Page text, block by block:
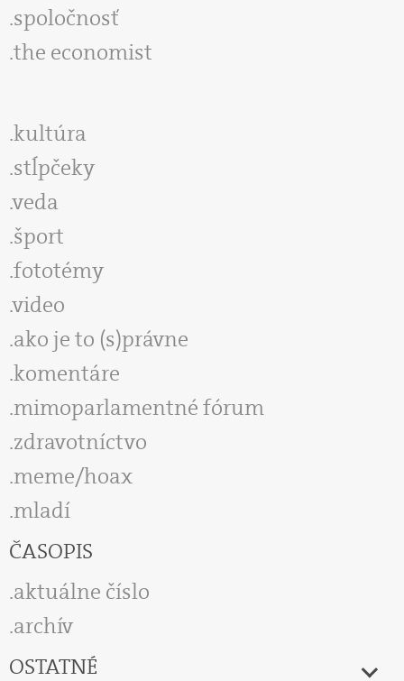
spoločnosť
the economist
kultúra
stĺpčeky
veda
šport
fototémy
video
ako je to (s)právne
komentáre
mimoparlamentné fórum
zdravotníctvo
meme/hoax
mladí
ČASOPIS
aktuálne číslo
archív
OSTATNÉ